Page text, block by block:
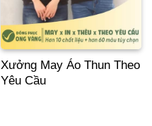
Xưởng May Áo Thun Theo
Yêu Cầu